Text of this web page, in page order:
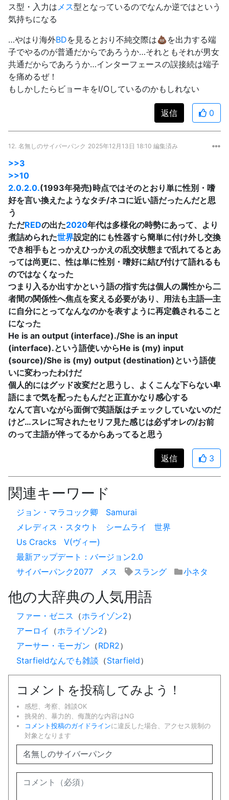
ス型・入力は メス型となっているのでなんか逆ではという
気持ちになる
…やはり海外BDを見るとおり不純交際は💩を出力する端
子でやるのが普通だからであろうか…それともそれが男女
共通だからであろうか…インターフェースの誤接続は端子
を痛めるぜ！
もしかしたらビョーキをI/Oしているのかもしれない
返信 0
12. 名無しのサイバーパンク 2025年12月13日 18:10 編集済み
>>3
>>10
2.0.2.0.(1993年発売)時点ではそのとおり単に性別・嗜
好を言い換えたようなタチ/ネコに近い語だったんだと思
う
ただREDの出た2020年代は多様化の時勢にあって、より
煮詰められた世界設定的にも性器すら簡単に付け外し交換
でき相手もとっかえひっかえの乱交状態まで乱れてるとあ
っては尚更に、性は単に性別・嗜好に結び付けて語れるも
のではなくなった
つまり入るか出すかという語の指す先は個人の属性から二
者間の関係性へ焦点を変える必要があり、用法も主語―主
に自分にとってなんなのかを表すように再定義されること
になった
He is an output (interface)./She is an input
(interface).という語使いからHe is (my) input
(source)/She is (my) output (destination)という語使
いに変わったわけだ
個人的にはグッド改変だと思うし、よくこんな下らない卑
語にまで気を配ったもんだと正直かなり感心する
なんて言いながら面倒で英語版はチェックしていないのだ
けど…スレに写されたセリフ見た感じは必ずオレの/お前
のって主語が伴ってるからあってると思う
返信 3
関連キーワード
ジョン・マラコック卿
Samurai
メレディス・スタウト
シームライ
世界
Us Cracks
V(ヴィー)
最新アップデート：バージョン2.0
サイバーパンク2077
メス スラング 小ネタ
他の大辞典の人気用語
ファー・ゼニス （ホライゾン2）
アーロイ
（ホライゾン2）
アーサー・モーガン （RDR2）
Starfieldなんでも雑談 （Starfield）
コメントを投稿してみよう！
感想、考察、雑談OK
挑発的、暴力的、侮蔑的な内容はNG
コメント投稿のガイドラインに違反した場合、アクセス規制の
対象となります